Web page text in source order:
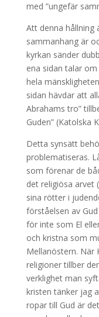
med ”ungefär
Att denna hållning
sammanhang är
kyrkan sänder
ena sidan talar
hela
sidan hävdar att
Abrahams tro”
Guden” (Katolska
Detta synsätt
problematiseras.
som förenar de
det religiösa arvet
sina rötter i
förståelsen av
för inte som El
och kristna som
Mellanöstern. När
religioner tillber
verklighet man
kristen tänker jag
ropar till Gud är